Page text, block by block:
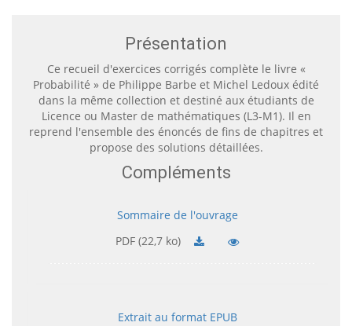
Présentation
Ce recueil d'exercices corrigés complète le livre «
Probabilité » de Philippe Barbe et Michel Ledoux édité
dans la même collection et destiné aux étudiants de
Licence ou Master de mathématiques (L3-M1). Il en
reprend l'ensemble des énoncés de fins de chapitres et
propose des solutions détaillées.
Compléments
Sommaire de l'ouvrage
PDF (22,7 ko)
Extrait au format EPUB